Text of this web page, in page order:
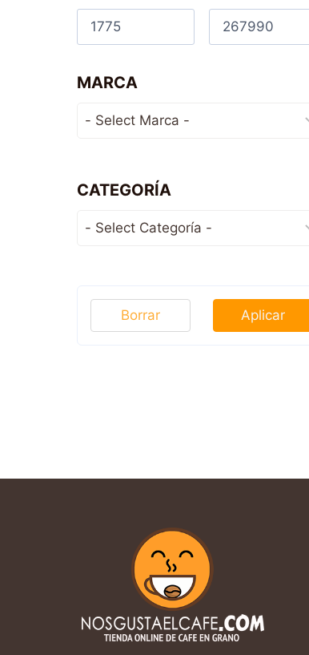
MARCA
CATEGORÍA
Aplicar
Borrar